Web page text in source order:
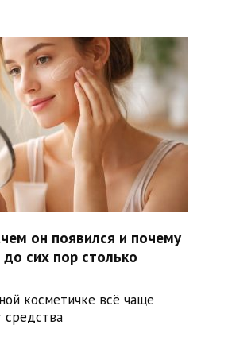
он появился и почему
до сих пор столько
косметичке всё чаще
средства